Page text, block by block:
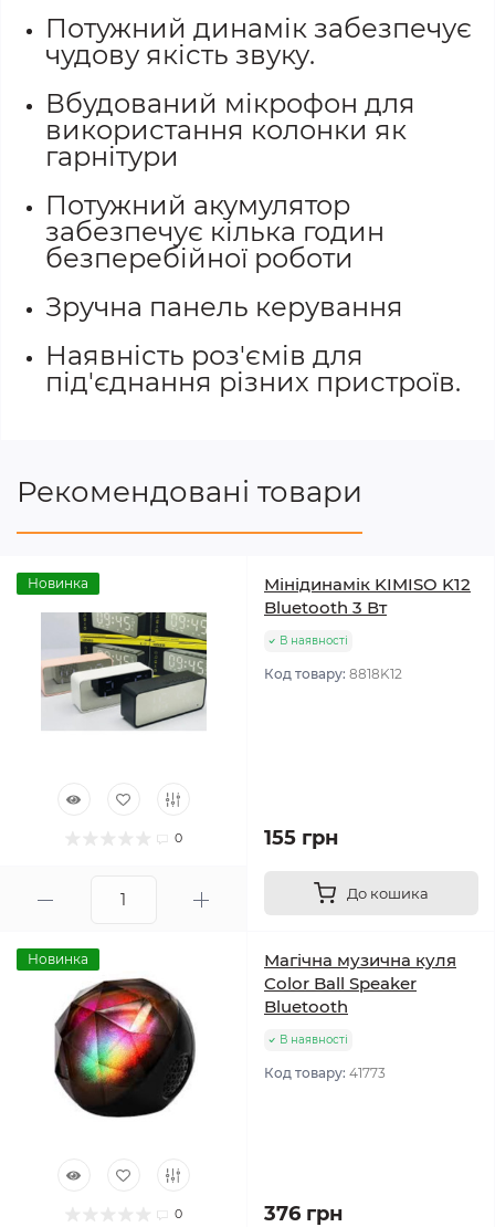
Потужний динамік забезпечує
чудову якість звуку.
Вбудований мікрофон для
використання колонки як
гарнітури
Потужний акумулятор
забезпечує кілька годин
безперебійної роботи
Зручна панель керування
Наявність роз'ємів для
під'єднання різних пристроїв.
Рекомендовані товари
Новинка
0
Мінідинамік KIMISO K12
Bluetooth 3 Вт
В наявності
Код товару: 8818K12
155 грн
До кошика
Новинка
0
Магічна музична куля
Color Ball Speaker
Bluetooth
В наявності
Код товару: 41773
376 грн